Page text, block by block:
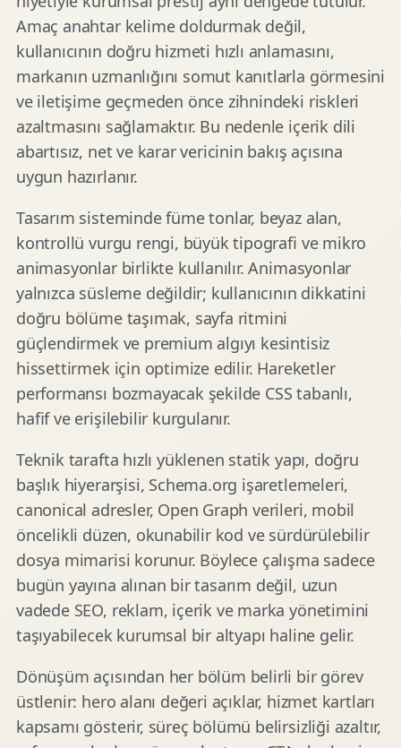
Amaç anahtar kelime doldurmak değil,
kullanıcının doğru hizmeti hızlı anlamasını,
markanın uzmanlığını somut kanıtlarla görmesini
ve iletişime geçmeden önce zihnindeki riskleri
azaltmasını sağlamaktır. Bu nedenle içerik dili
abartısız, net ve karar vericinin bakış açısına
uygun hazırlanır.
Tasarım sisteminde füme tonlar, beyaz alan,
kontrollü vurgu rengi, büyük tipografi ve mikro
animasyonlar birlikte kullanılır. Animasyonlar
yalnızca süsleme değildir; kullanıcının dikkatini
doğru bölüme taşımak, sayfa ritmini
güçlendirmek ve premium algıyı kesintisiz
hissettirmek için optimize edilir. Hareketler
performansı bozmayacak şekilde CSS tabanlı,
hafif ve erişilebilir kurgulanır.
Teknik tarafta hızlı yüklenen statik yapı, doğru
başlık hiyerarşisi, Schema.org işaretlemeleri,
canonical adresler, Open Graph verileri, mobil
öncelikli düzen, okunabilir kod ve sürdürülebilir
dosya mimarisi korunur. Böylece çalışma sadece
bugün yayına alınan bir tasarım değil, uzun
vadede SEO, reklam, içerik ve marka yönetimini
taşıyabilecek kurumsal bir altyapı haline gelir.
Dönüşüm açısından her bölüm belirli bir görev
üstlenir: hero alanı değeri açıklar, hizmet kartları
kapsamı gösterir, süreç bölümü belirsizliği azaltır,